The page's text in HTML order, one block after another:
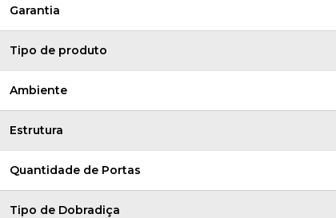
Garantia
Tipo de produto
Ambiente
Estrutura
Quantidade de Portas
Tipo de Dobradiça